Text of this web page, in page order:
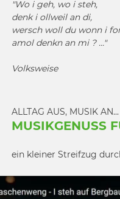
"Wo i geh, wo i steh,
denk i ollweil an di,
wersch woll du wonn i
amol denkn an mi ? ..."
Volksweise
ALLTAG AUS, MUSIK AN...
MUSIKGENUSS
ein kleiner Streifzug